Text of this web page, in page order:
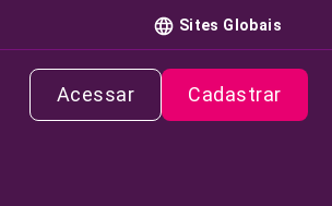
Sites Globais
Acessar Cadastrar